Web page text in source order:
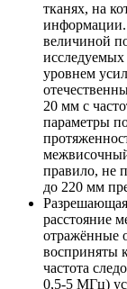
тканях, на
информации.
величиной
исследуемых
уровнем
20 мм с
параметры
межвисочный
правило, не
до 220 мм
расстояние
отражённые
восприняты
частота
0,5-5 МГц)